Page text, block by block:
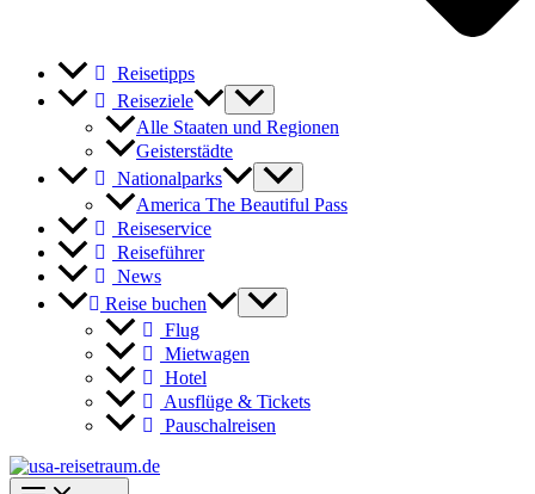
Reisetipps
Reiseziele
Alle Staaten und Regionen
Geisterstädte
Nationalparks
America The Beautiful Pass
Reiseservice
Reiseführer
News
Reise buchen
Flug
Mietwagen
Hotel
Ausflüge & Tickets
Pauschalreisen